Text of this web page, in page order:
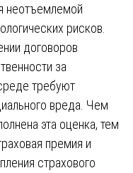
неотъемлемой
рисков.
договоров
за
требуют
вреда. Чем
эта оценка, тем
премия и
страхового